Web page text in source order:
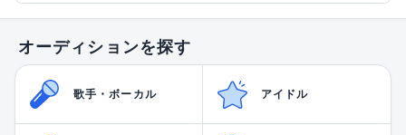
オーディションを探す
歌手・ボーカル アイドル